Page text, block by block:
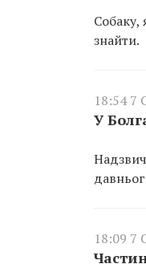
Собаку,
знайти.
18:54 7
У
18:09 7